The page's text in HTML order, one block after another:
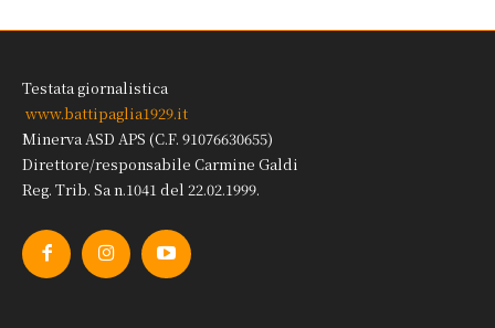
Testata giornalistica
www.battipaglia1929.it
Minerva ASD APS (C.F. 91076630655)
Direttore/responsabile Carmine Galdi
Reg. Trib. Sa n.1041 del 22.02.1999.